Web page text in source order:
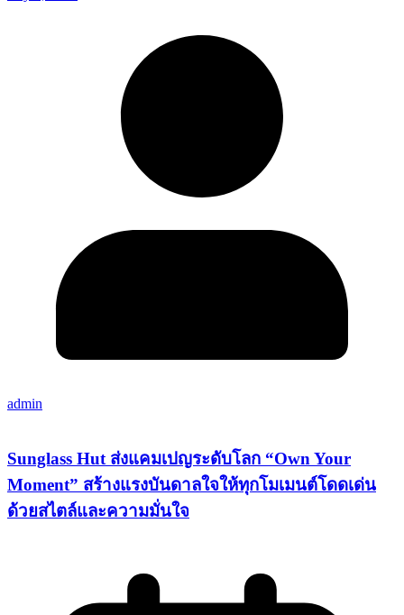
admin
Sunglass Hut ส่งแคมเปญระดับโลก “Own Your
Moment” สร้างแรงบันดาลใจให้ทุกโมเมนต์โดดเด่น
ด้วยสไตล์และความมั่นใจ